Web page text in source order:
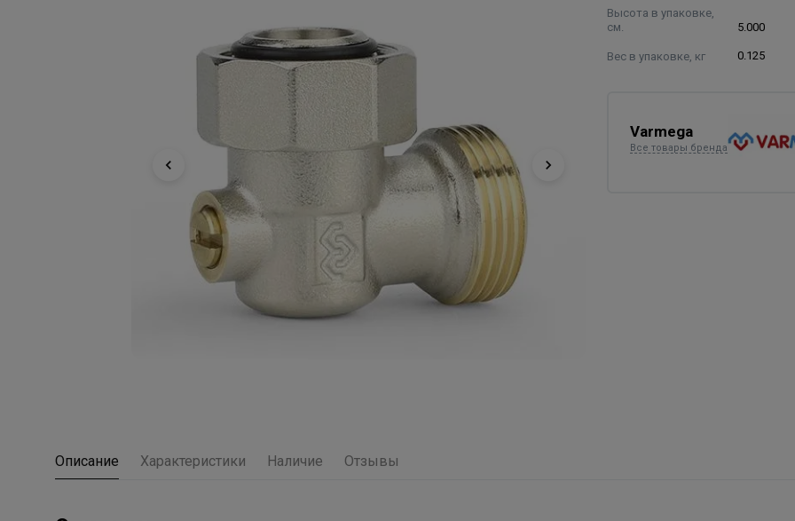
Высота в упаковке,
см.
5.000
Вес в упаковке, кг 0.125
Varmega
Все товары бренда
Описание Характеристики Наличие Отзывы